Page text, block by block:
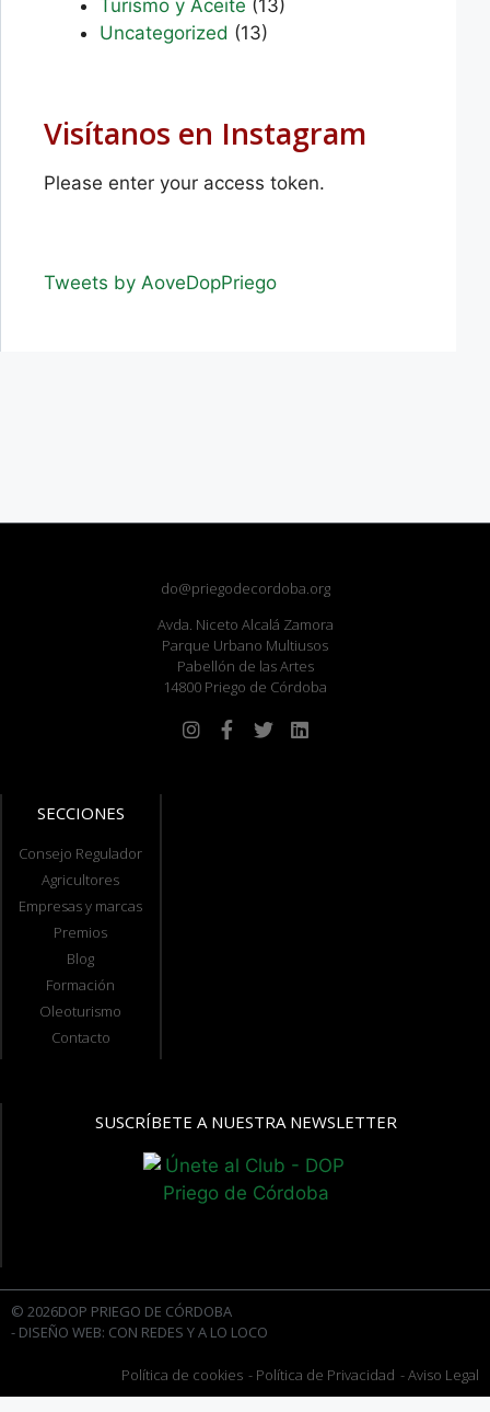
Turismo y Aceite (13)
Uncategorized (13)
Visítanos en Instagram
Please enter your access token.
Tweets by AoveDopPriego
do@priegodecordoba.org
Avda. Niceto Alcalá Zamora
Parque Urbano Multiusos
Pabellón de las Artes
14800 Priego de Córdoba
SECCIONES
Consejo Regulador
Agricultores
Empresas y marcas
Premios
Blog
Formación
Oleoturismo
Contacto
SUSCRÍBETE A NUESTRA NEWSLETTER
© 2026DOP PRIEGO DE CÓRDOBA
- DISEÑO WEB: CON REDES Y A LO LOCO
Política de cookies - Política de Privacidad - Aviso Legal